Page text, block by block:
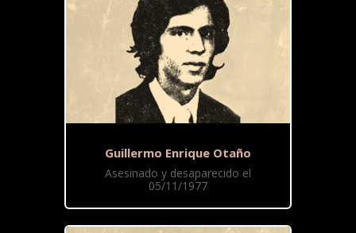
Guillermo Enrique Otaño
Asesinado y desaparecido el
05/11/1977